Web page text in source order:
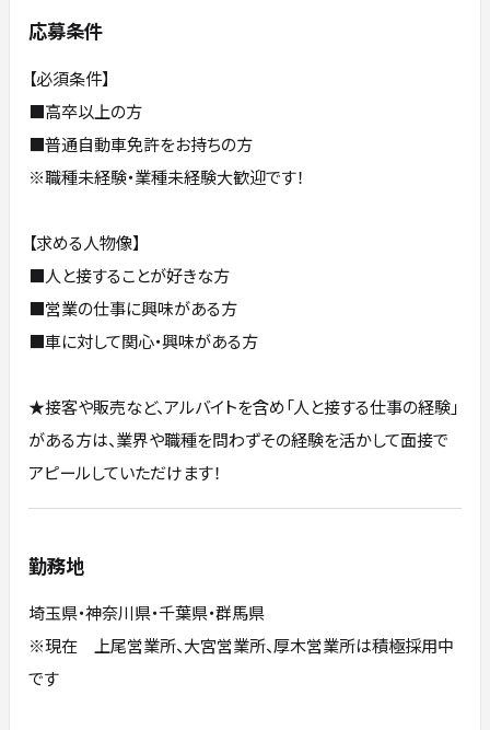
応募条件
【必須条件】
■高卒以上の方
■普通自動車免許をお持ちの方
※職種未経験・業種未経験大歓迎です！
【求める人物像】
■人と接することが好きな方
■営業の仕事に興味がある方
■車に対して関心・興味がある方
★接客や販売など、アルバイトを含め「人と接する仕事の経験」
がある方は、業界や職種を問わずその経験を活かして面接で
アピールしていただけます！
勤務地
埼玉県・神奈川県・千葉県・群馬県
※現在 上尾営業所、大宮営業所、厚木営業所は積極採用中
です